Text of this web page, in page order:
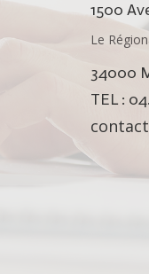
1500
Le
34000
TEL :